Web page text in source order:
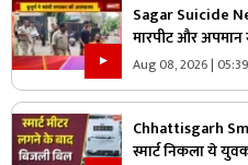
Sagar Suicide
मारपीट और
Aug 08, 2026 |
Chhattisgarh
स्मार्ट निकला ये